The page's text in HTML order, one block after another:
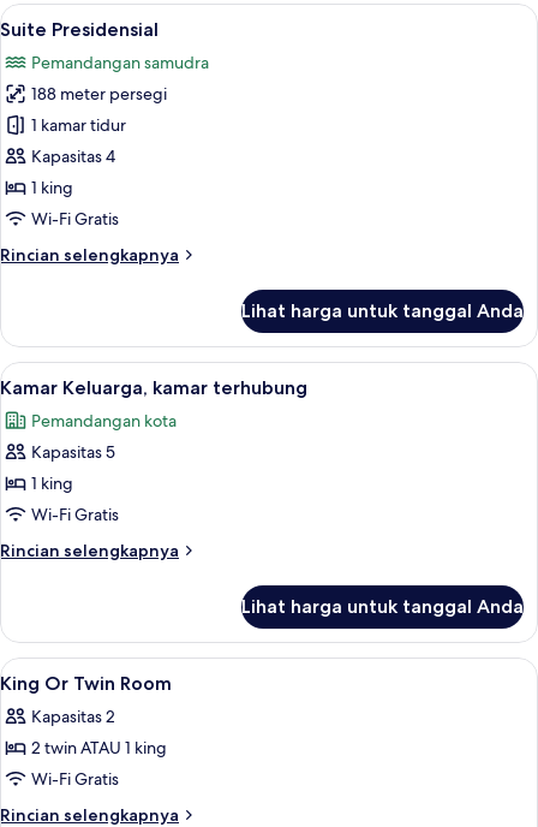
Lihat
semua
foto
untuk
Suite
Presidensial
Suite Presidensial | Seprai premium,
8
Suite Presidensial
Pemandangan samudra
188 meter persegi
1 kamar tidur
Kapasitas 4
1 king
Wi-Fi Gratis
Rincian selengkapnya
Rincian
Suite
Presidensial
Lihat harga untuk tanggal Anda
Lihat
semua
foto
untuk
Kamar
Keluarga,
kamar
terhubung
Seprai premium, minibar, brankas,
10
Kamar Keluarga, kamar terhubung
Pemandangan kota
Kapasitas 5
1 king
Wi-Fi Gratis
Rincian selengkapnya
Rincian
Kamar
Keluarga,
kamar
terhubung
Lihat harga untuk tanggal Anda
Lihat
semua
foto
untuk
King
Or
Seprai premium, minibar, brankas,
5
King Or Twin Room
Kapasitas 2
2 twin ATAU 1 king
Wi-Fi Gratis
Rincian selengkapnya
Rincian